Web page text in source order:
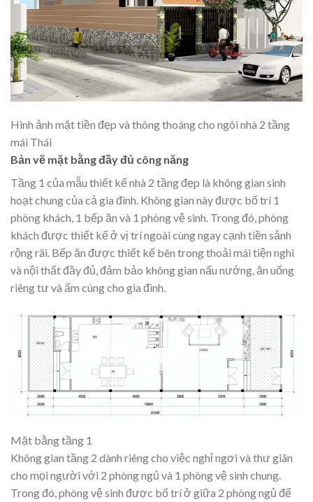
Hình ảnh mặt tiền đẹp và thông thoáng cho ngôi nhà 2 tầng
mái Thái
Bản vẽ mặt bằng đầy đủ công năng
Tầng 1 của mẫu thiết kế nhà 2 tầng đẹp là không gian sinh
hoạt chung của cả gia đình. Không gian này được bố trí 1
phòng khách, 1 bếp ăn và 1 phòng vệ sinh. Trong đó, phòng
khách được thiết kế ở vị trí ngoài cùng ngay cạnh tiền sảnh
rộng rãi. Bếp ăn được thiết kế bên trong thoải mái tiện nghi
và nội thất đầy đủ, đảm bảo không gian nấu nướng, ăn uống
riêng tư và ấm cúng cho gia đình.
Mặt bằng tầng 1
Không gian tầng 2 dành riêng cho việc nghỉ ngơi và thư giãn
cho mọi người với 2 phòng ngủ và 1 phòng vệ sinh chung.
Trong đó, phòng vệ sinh được bố trí ở giữa 2 phòng ngủ để